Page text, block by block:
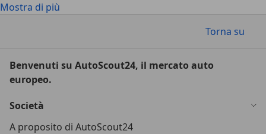
Mostra di più
Torna su
Benvenuti su AutoScout24, il mercato auto
europeo.
Società
A proposito di AutoScout24